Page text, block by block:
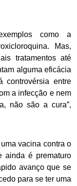
como a
Mas,
tratamentos até
alguma eficácia
controvérsia entre
a infecção e nem
não são a cura”,
vacina contra o
ainda é prematuro
avanço que se
para se ter uma